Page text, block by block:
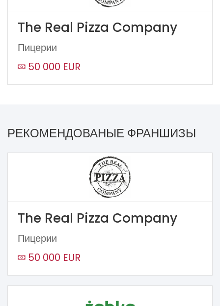
The Real Pizza Company
Пицерии
50 000 EUR
РЕКОМЕНДОВАНЫЕ ФРАНШИЗЫ
The Real Pizza Company
Пицерии
50 000 EUR